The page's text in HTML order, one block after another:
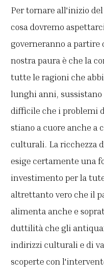
Per tornare all'inizio
cosa dovremo
governeranno a partire
nostra paura è che la
tutte le ragioni che
lunghi anni, sussistano
difficile che i problemi
stiano a cuore anche a
culturali. La ricchezza
esige certamente una
investimento per la
altrettanto vero che il
alimenta anche e
duttilità che gli
indirizzi culturali e di
scoperte con